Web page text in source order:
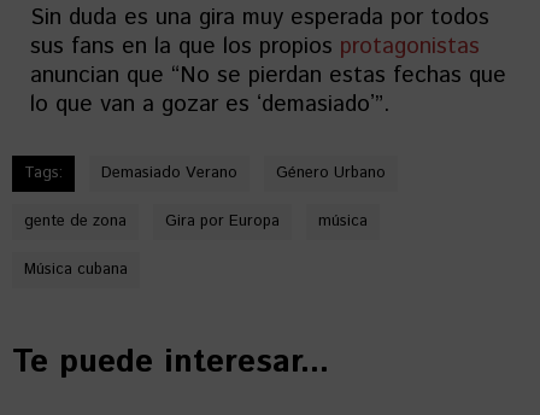
Sin duda es una gira muy esperada por todos
sus fans en la que los propios protagonistas
anuncian que “No se pierdan estas fechas que
lo que van a gozar es ʻdemasiadoʼ”.
Tags: Demasiado Verano Género Urbano
gente de zona Gira por Europa música
Música cubana
Te puede interesar...